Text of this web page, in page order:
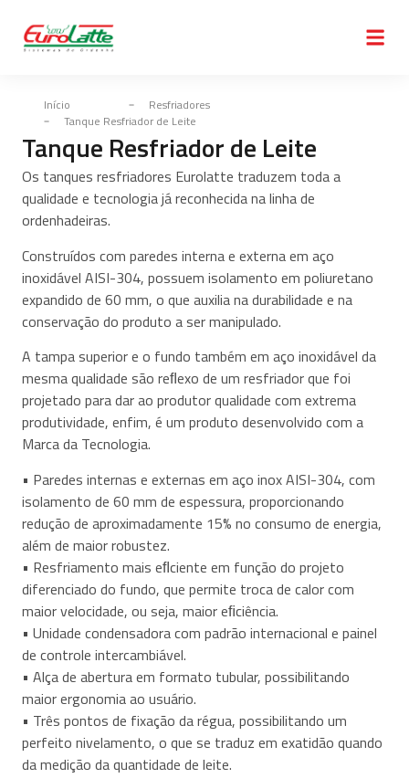
Início
Resfriadores
Tanque Resfriador de Leite
Tanque Resfriador de Leite
Os tanques resfriadores Eurolatte traduzem toda a
qualidade e tecnologia já reconhecida na linha de
ordenhadeiras.
Construídos com paredes interna e externa em aço
inoxidável AISI-304, possuem isolamento em poliuretano
expandido de 60 mm, o que auxilia na durabilidade e na
conservação do produto a ser manipulado.
A tampa superior e o fundo também em aço inoxidável da
mesma qualidade são reﬂexo de um resfriador que foi
projetado para dar ao produtor qualidade com extrema
produtividade, enfim, é um produto desenvolvido com a
Marca da Tecnologia.
• Paredes internas e externas em aço inox AISI-304, com
isolamento de 60 mm de espessura, proporcionando
redução de aproximadamente 15% no consumo de energia,
além de maior robustez.
• Resfriamento mais eﬂciente em função do projeto
diferenciado do fundo, que permite troca de calor com
maior velocidade, ou seja, maior eﬁciência.
• Unidade condensadora com padrão internacional e painel
de controle intercambiável.
• Alça de abertura em formato tubular, possibilitando
maior ergonomia ao usuário.
• Três pontos de fixação da régua, possibilitando um
perfeito nivelamento, o que se traduz em exatidão quando
da medição da quantidade de leite.